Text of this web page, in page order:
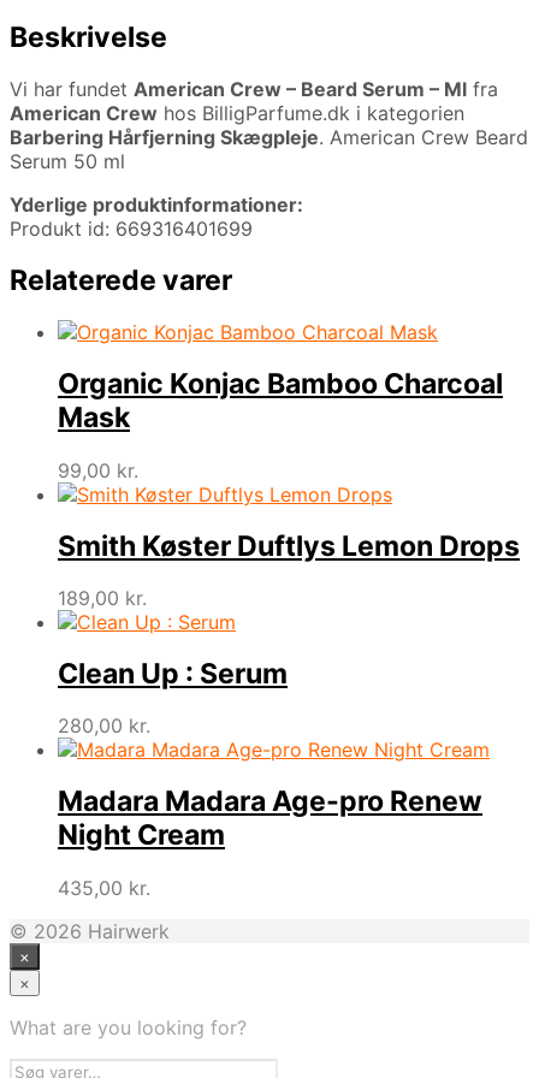
Beskrivelse
Vi har fundet American Crew – Beard Serum – Ml fra
American Crew hos BilligParfume.dk i kategorien
Barbering Hårfjerning Skægpleje. American Crew Beard
Serum 50 ml
Yderlige produktinformationer:
Produkt id: 669316401699
Relaterede varer
Organic Konjac Bamboo Charcoal
Mask
99,00 kr.
Smith Køster Duftlys Lemon Drops
189,00 kr.
Clean Up : Serum
280,00 kr.
Madara Madara Age-pro Renew
Night Cream
435,00 kr.
© 2026 Hairwerk
×
×
What are you looking for?